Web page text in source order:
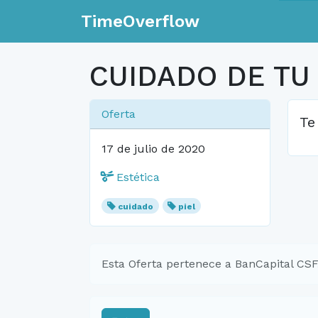
TimeOverflow
CUIDADO DE TU
Oferta
17 de julio de 2020
Estética
cuidado piel
Esta Oferta pertenece a BanCapital